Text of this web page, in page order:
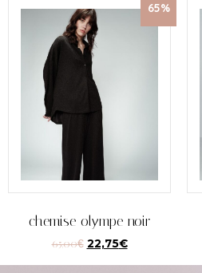
65%
chemise olympe noir
65,00€ 22,75€